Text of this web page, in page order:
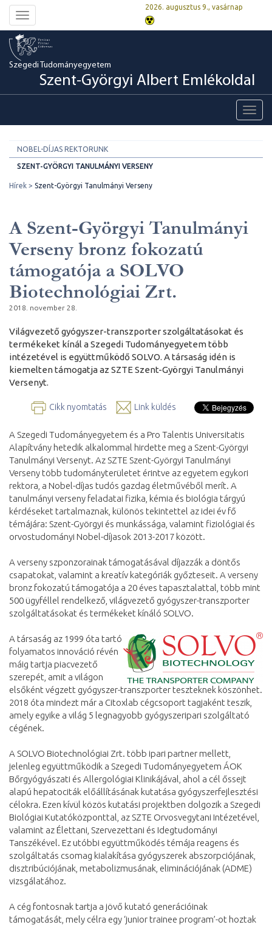
Toggle
navigation
2026. augusztus 9., vasárnap
Szegedi Tudományegyetem
Szent-Györgyi Albert Emlékoldal
NOBEL-DÍJAS REKTORUNK
SZENT-GYÖRGYI TANULMÁNYI VERSENY
Hírek Szent-Györgyi Tanulmányi Verseny
A Szent-Györgyi Tanulmányi
Verseny bronz fokozatú
támogatója a SOLVO
Biotechnológiai Zrt.
2018. november 28.
Világvezető gyógyszer-transzporter szolgáltatásokat és
termékeket kínál a Szegedi Tudományegyetem több
intézetével is együttműködő SOLVO. A társaság idén is
kiemelten támogatja az SZTE Szent-Györgyi Tanulmányi
Versenyt.
Cikk nyomtatás Link küldés
A Szegedi Tudományegyetem és a Pro Talentis Universitatis
Alapítvány hetedik alkalommal hirdette meg a Szent-Györgyi
Tanulmányi Versenyt. Az SZTE Szent-Györgyi Tanulmányi
Verseny több tudományterületet érintve az egyetem egykori
rektora, a Nobel-díjas tudós gazdag életművéből merít. A
tanulmányi verseny feladatai fizika, kémia és biológia tárgyú
kérdéseket tartalmaznak, különös tekintettel az idei év fő
témájára: Szent-Györgyi és munkássága, valamint fiziológiai és
orvostudományi Nobel-díjasok 2013-2017 között.
A verseny szponzorainak támogatásával díjazzák a döntős
csapatokat, valamint a kreatív kategóriák győzteseit. A verseny
bronz fokozatú támogatója a 20 éves tapasztalattal, több mint
500 ügyféllel rendelkező, világvezető gyógyszer-transzporter
szolgáltatásokat és termékeket kínáló SOLVO.
A társaság az 1999 óta tartó
folyamatos innováció révén
máig tartja piacvezető
szerepét, amit a világon
elsőként végzett gyógyszer-transzporter teszteknek köszönhet.
2018 óta mindezt már a Citoxlab cégcsoport tagjaként teszik,
amely egyike a világ 5 legnagyobb gyógyszeripari szolgáltató
cégének.
A SOLVO Biotechnológiai Zrt. több ipari partner mellett,
jelenleg együttműködik a Szegedi Tudományegyetem ÁOK
Bőrgyógyászati és Allergológiai Klinikájával, ahol a cél őssejt
alapú hepatociták előállításának kutatása gyógyszerfejlesztési
célokra. Ezen kívül közös kutatási projektben dolgozik a Szegedi
Biológiai Kutatóközponttal, az SZTE Orvosvegytani Intézetével,
valamint az Élettani, Szervezettani és Idegtudományi
Tanszékével. Ez utóbbi együttműködés témája reagens és
szolgáltatás csomag kialakítása gyógyszerek abszorpciójának,
disztribúciójának, metabolizmusának, eliminációjának (ADME)
vizsgálatához.
A cég fontosnak tartja a jövő kutató generációinak
támogatását, mely célra egy ‘junior trainee program’-ot hoztak